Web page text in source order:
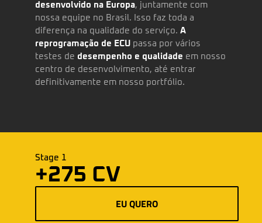
desenvolvido na Europa, juntamente com
nossa equipe no Brasil. Isso faz toda a
diferença na qualidade do serviço. A
reprogramação de ECU passa por vários
testes de desempenho e qualidade em nosso
centro de desenvolvimento, até entrar
definitivamente em nosso portfólio.
Stage 1
+275 CV
EU QUERO